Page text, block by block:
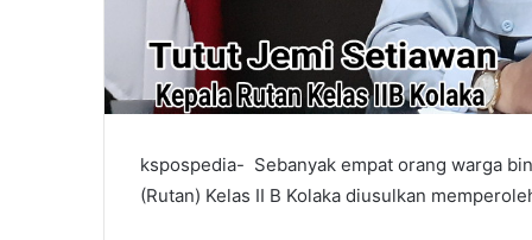
kspospedia- Sebanyak empat orang warga
(Rutan) Kelas II B Kolaka diusulkan